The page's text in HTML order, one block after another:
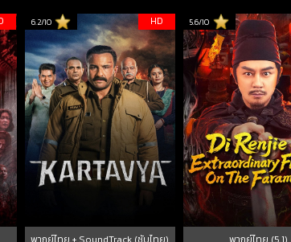
6.2/10 HD 5.6/10